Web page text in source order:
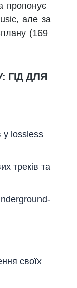
пропонує
але за
(169
ГІД ДЛЯ
у lossless
треків та
своїх